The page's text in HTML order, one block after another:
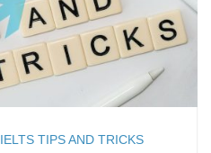
IELTS TIPS AND TRICKS